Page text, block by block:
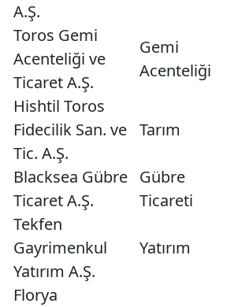
A.Ş.
Toros Gemi
Acenteliği ve
Ticaret A.Ş.
Gemi
Acenteliği
Hishtil Toros
Fidecilik San. ve
Tic. A.Ş.
Tarım
Blacksea Gübre
Ticaret A.Ş.
Gübre
Ticareti
Tekfen
Gayrimenkul
Yatırım A.Ş.
Yatırım
Florya